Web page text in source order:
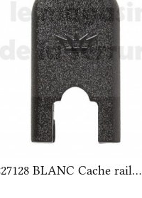
BLANC Cache rail...